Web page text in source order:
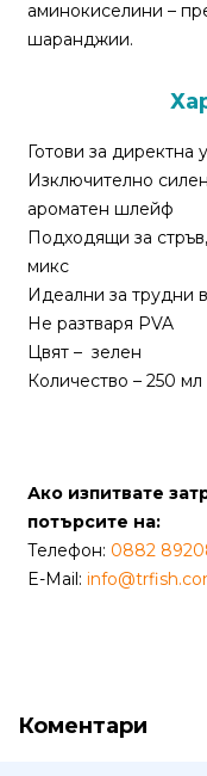
рекламация
ползване
Политика
за
поверителност
Политика
за
използване
Copyright
©
Интернет
Маркетинг
аминокиселини –
шаранджии.
Готови за директна
Изключително
ароматен шлейф
Подходящи за
микс
Идеални за трудни
Не разтваря PVA
Цвят – зелен
Количество – 250 мл
Ако изпитвате
потърсите на:
Телефон: 0882
E-Mail:
Коментари